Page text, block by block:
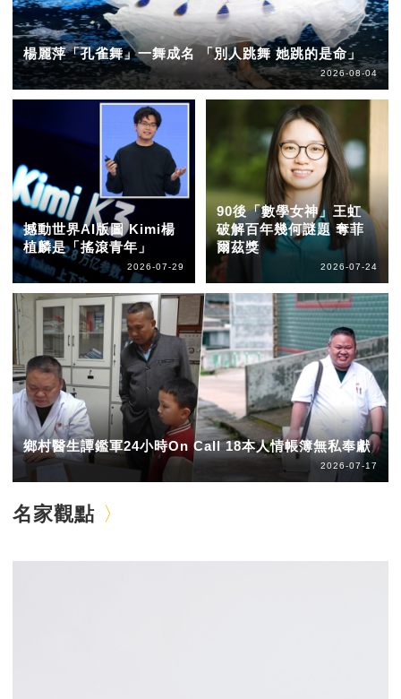
楊麗萍「孔雀舞」一舞成名 「別人跳舞 她跳的是命」
2026-08-04
撼動世界AI版圖 Kimi楊
植麟是「搖滾青年」
2026-07-29
90後「數學女神」王虹
破解百年幾何謎題 奪菲
爾茲獎
2026-07-24
鄉村醫生譚鑑軍24小時On Call 18本人情帳簿無私奉獻
2026-07-17
名家觀點